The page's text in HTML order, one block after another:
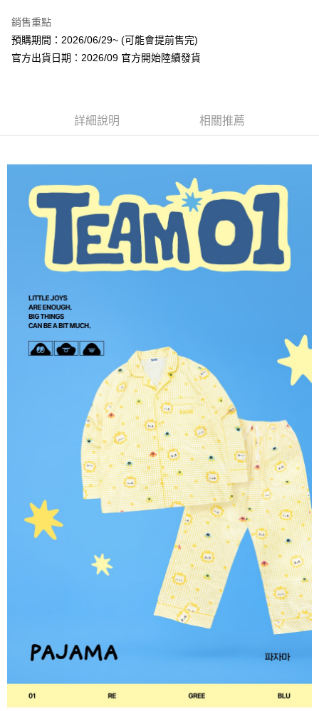
Apple Pay
街口支付
AFTEE先享後付
１．簡單：不需註冊會員、不需綁卡、不需儲值。
２．便利：只要手機號碼，簡訊認證，即可結帳。
３．安心：先確認商品／服務後，再付款。
【「AFTEE先享後付」結帳流程】
１．於結帳方式選擇「AFTEE先享後付」後，將跳轉至「AFTEE先享後付」
結帳頁面，進行簡訊認證並確認金額後，即可完成結帳。
ATM／網路銀行／等多元方式進行付款，方視為交易完成。
※ 請注意：結帳手續完成當下不需立刻繳費，但若您需要取消訂單，請聯絡
購買商品的店家。未經商家同意取消之訂單仍視為有效，需透過AFTEE先享
後付繳納相關費用。
※ 交易是否成功請以「AFTEE先享後付 」之結帳頁面顯示為準，若有關於
是否繳費成功／繳費後需取消欲退款等相關疑問，請聯繫「AFTEE先享後付
https://netprotections.freshdesk.com/support/home
１．透過由恩沛科技股份有限公司提供之「AFTEE先享後付」服務完成之交
易，需依本服務之必要範圍內提供個人資料，並將交易相關給付款項請求債
權轉讓予恩沛科技股份有限公司。
２．關於個人資料處理事宜，請瀏覽以下網址：
https://aftee.tw/terms/#terms3
３．未成年的使用者請事先徵得法定代理人或監護人之同意方可使用
「AFTEE先享後付」，若未經同意申辦者引起之損失，本公司不負相關責
任。
４．使用「AFTEE先享後付」時，將依據個別帳號之用戶狀況，依本公司即
時審查核予不同之上限額度；若仍有額度不足之情形，本公司將視審查結果
５．嚴禁一人註冊多個帳號或使用他人資訊註冊。若發現惡意使用之情形，
恩沛科技股份有限公司將有權停止該用戶之使用額度並採取法律行動。
運送方式
全家取貨付款
每筆NT$60，滿NT$1,599(含以上)免運費
付款後全家取貨
7-11取貨付款
每筆NT$60，滿NT$1,599(含以上)免運費
付款後7-11取貨
每筆NT$60，滿NT$1,599(含以上)免運費
免運費
亞洲國家/地區配送 查看運費
北美國家/地區配送 查看運費
查看運費
銷售重點
預購期間：2026/06/29~ (可能會提前售完)
官方出貨日期：2026/09 官方開始陸續發貨
詳細說明 相關推薦